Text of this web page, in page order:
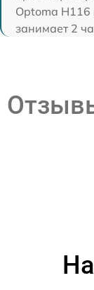
Optoma H116
занимает 2